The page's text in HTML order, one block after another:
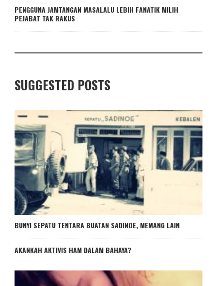
PENGGUNA JAMTANGAN MASALALU LEBIH FANATIK MILIH
PEJABAT TAK RAKUS
SUGGESTED POSTS
BUNYI SEPATU TENTARA BUATAN SADINOE, MEMANG LAIN
AKANKAH AKTIVIS HAM DALAM BAHAYA?